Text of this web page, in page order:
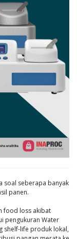
soal seberapa banyak
panen.
food loss akibat
pengukuran Water
shelf-life produk lokal,